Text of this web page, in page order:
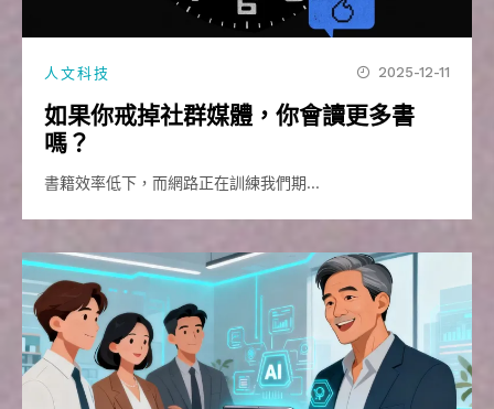
人文科技 2025-12-11
如果你戒掉社群媒體，你會讀更多書
嗎？
書籍效率低下，而網路正在訓練我們期…